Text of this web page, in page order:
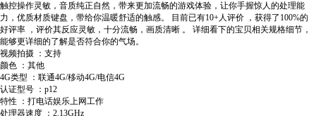
触控操作灵敏，音质纯正自然，带来更加流畅的游戏体验，让你手握惊人的处理能
力，优质材质键盘，带给你温暖舒适的触感。
目前已有10+人评价 ，获得了100%的
好评率 ，评价其反应灵敏，十分流畅，画质清晰 。
详细看下的宝贝相关规格细节，
能够更详细的了解是否符合你的气场。
视频拍摄 ：支持
颜色 ：其他
4G类型 ：联通4G/移动4G/电信4G
认证型号 ：p12
特性 ：打电话娱乐上网工作
处理器速度 ：2.13GHz